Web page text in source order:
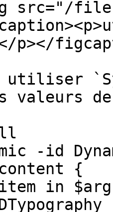
src="/
p></
utiliser
valeurs
{